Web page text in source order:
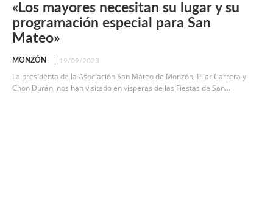
«Los mayores necesitan su lugar y su
programación especial para San
Mateo»
MONZÓN 19/09/2023
La presidenta de la Asociación San Mateo de Monzón, Pilar Carrera y
Chon Durán, nos han visitado en vísperas de las Fiestas de San...